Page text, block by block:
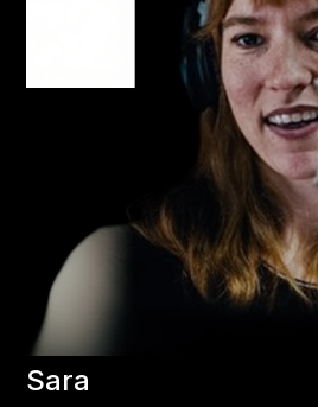
Sara